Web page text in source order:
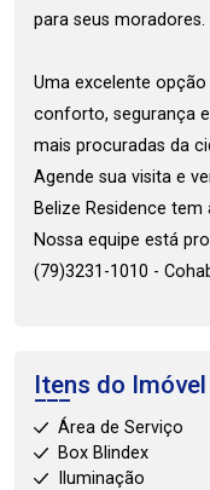
para seus moradores.
Uma excelente
conforto, segurança
mais procuradas da
Agende sua visita e
Belize Residence tem
Nossa equipe está
(79)3231-1010 -
Itens do Imóvel
Área de Serviço
Box Blindex
Iluminação